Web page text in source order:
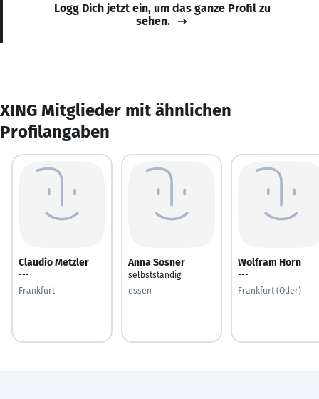
Logg Dich jetzt ein, um das ganze Profil zu
sehen.
XING Mitglieder mit ähnlichen
Profilangaben
Claudio Metzler
---
Frankfurt
Anna Sosner
selbstständig
essen
Wolfram Horn
---
Frankfurt (Oder)